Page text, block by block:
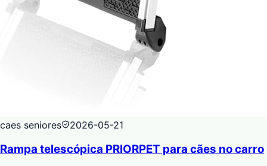
caes seniores 2026-05-21
Rampa telescópica PRIORPET para cães no carro